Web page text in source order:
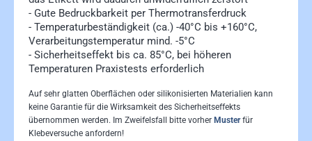
- Gute Bedruckbarkeit per Thermotransferdruck
- Temperaturbeständigkeit (ca.) -40°C bis +160°C,
Verarbeitungstemperatur mind. -5°C
- Sicherheitseffekt bis ca. 85°C, bei höheren
Temperaturen Praxistests erforderlich
Auf sehr glatten Oberflächen oder silikonisierten Materialien kann
keine Garantie für die Wirksamkeit des Sicherheitseffekts
übernommen werden. Im Zweifelsfall bitte vorher Musterfür
Klebeversuche anfordern!